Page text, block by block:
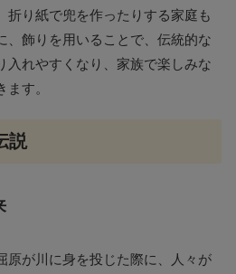
折り紙で兜を作ったりする家庭も
、飾りを用いることで、伝統的な
入れやすくなり、家族で楽しみな
す。
説
原が川に身を投じた際に、人々が